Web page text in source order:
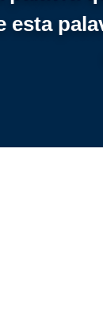
esta